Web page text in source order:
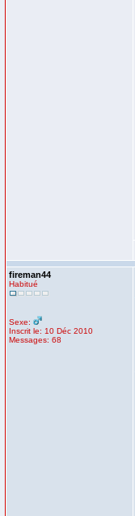
fireman44
Habitué
Sexe:
Inscrit le: 10 Déc 2010
Messages: 68